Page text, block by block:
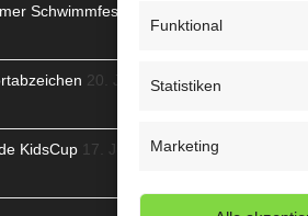
Funktional
Statistiken
Marketing
Schwimmfest in
20. Juli
KidsCup 17. Juli
Terminkalender
Nikolaus-
Capoeira